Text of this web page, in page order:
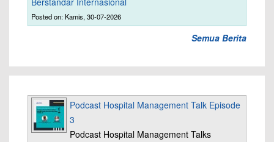
Posted on: Kamis, 30-07-2026
Semua Berita
Podcast Hospital Management Talk Episode
3
Podcast Hospital Management Talks